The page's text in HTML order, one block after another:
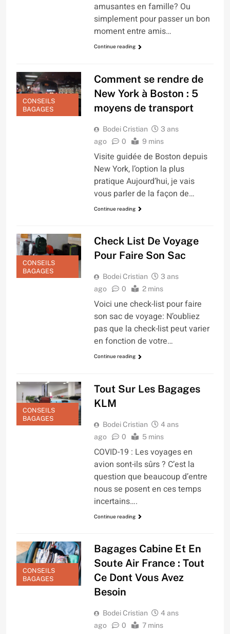
amusantes en famille? Ou
simplement pour passer un bon
moment entre amis…
Continue reading
CONSEILS
BAGAGES
Comment se rendre de
New York à Boston : 5
moyens de transport
Bodei Cristian
3 ans
ago
0 9 mins
Visite guidée de Boston depuis
New York, l’option la plus
pratique Aujourd’hui, je vais
vous parler de la façon de…
Continue reading
CONSEILS
BAGAGES
Check List De Voyage
Pour Faire Son Sac
Bodei Cristian
3 ans
ago
0 2 mins
Voici une check-list pour faire
son sac de voyage: N’oubliez
pas que la check-list peut varier
en fonction de votre…
Continue reading
CONSEILS
BAGAGES
Tout Sur Les Bagages
KLM
Bodei Cristian
4 ans
ago
0 5 mins
COVID-19 : Les voyages en
avion sont-ils sûrs ? C’est la
question que beaucoup d’entre
nous se posent en ces temps
incertains….
Continue reading
CONSEILS
BAGAGES
Bagages Cabine Et En
Soute Air France : Tout
Ce Dont Vous Avez
Besoin
Bodei Cristian
4 ans
ago
0 7 mins